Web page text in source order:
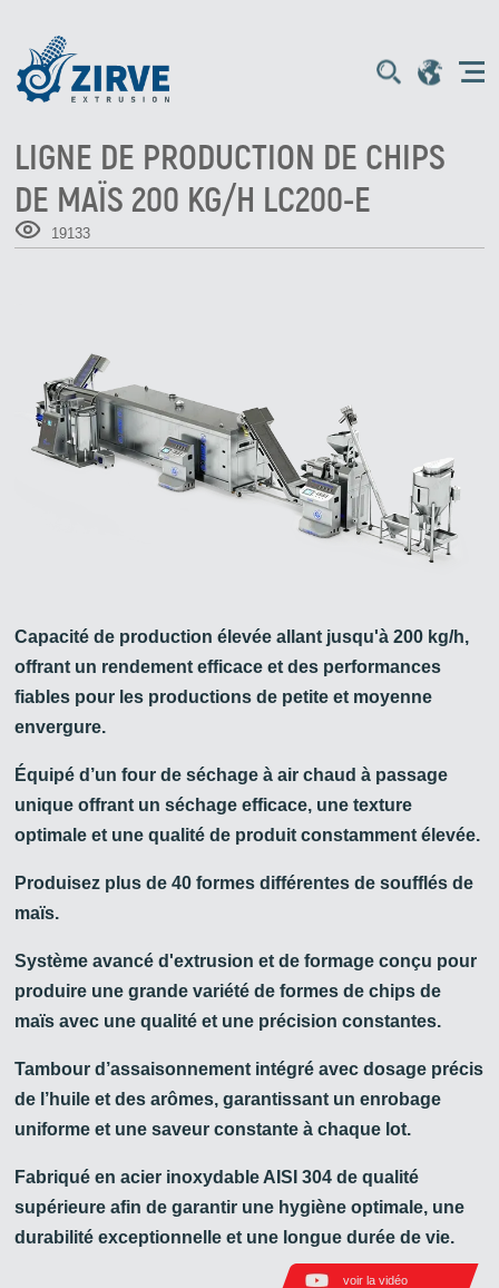
LIGNE DE PRODUCTION DE CHIPS
DE MAÏS 200 KG/H LC200-E
19133
Capacité de production élevée allant jusqu'à 200 kg/h,
offrant un rendement efficace et des performances
fiables pour les productions de petite et moyenne
envergure.
Équipé d’un four de séchage à air chaud à passage
unique offrant un séchage efficace, une texture
optimale et une qualité de produit constamment élevée.
Produisez plus de 40 formes différentes de soufflés de
maïs.
Système avancé d'extrusion et de formage conçu pour
produire une grande variété de formes de chips de
maïs avec une qualité et une précision constantes.
Tambour d’assaisonnement intégré avec dosage précis
de l’huile et des arômes, garantissant un enrobage
uniforme et une saveur constante à chaque lot.
Fabriqué en acier inoxydable AISI 304 de qualité
supérieure afin de garantir une hygiène optimale, une
durabilité exceptionnelle et une longue durée de vie.
voir la vidéo